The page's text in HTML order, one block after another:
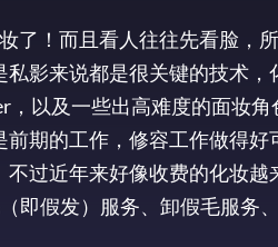
了！而且看人往往先看脸，
影来说都是很关键的技术，
以及一些出高难度的面妆角
期的工作，修容工作做得好
过近年来好像收费的化妆越
即假发）服务、卸假毛服务